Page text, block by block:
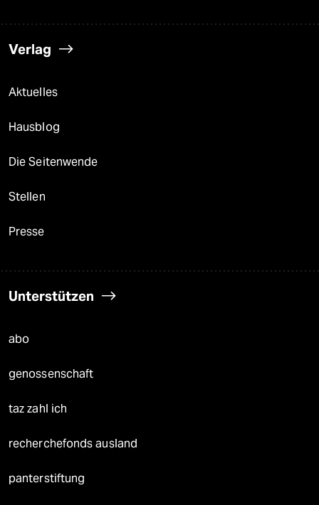
Verlag
Aktuelles
Hausblog
Die Seitenwende
Stellen
Presse
Unterstützen
abo
genossenschaft
taz zahl ich
recherchefonds ausland
panterstiftung